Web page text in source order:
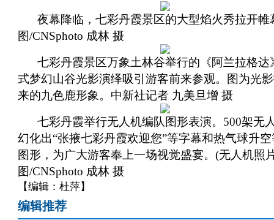
夜幕降临，七彩丹霞景区的大型焰火秀拉开帷
图/CNSphoto 成林 摄
七彩丹霞景区万象土林谷举行的《阿兰拉格达
式梦幻山谷光影演绎吸引游客前来参观。图为光
来的九色鹿形象。中新社记者 九美旦增 摄
七彩丹霞举行无人机编队图形表演。500架无
幻化出“张掖七彩丹霞欢迎您”等字幕和热气球升
图形，为广大游客奉上一场视觉盛宴。(无人机照
图/CNSphoto 成林 摄
【编辑：杜萍】
编辑推荐